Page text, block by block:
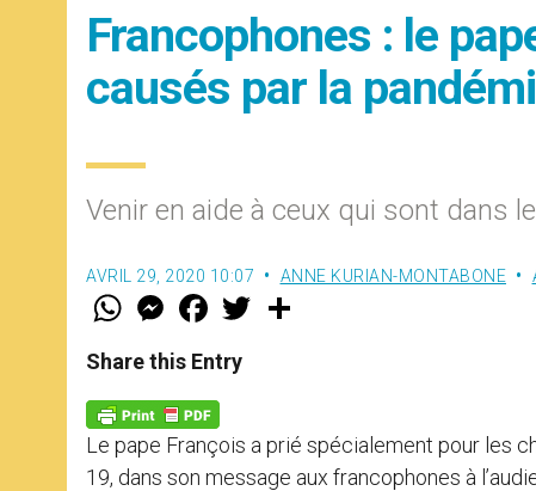
Francophones : le
causés par la
Venir en aide à ceux qui sont dans
AVRIL 29, 2020 10:07 ANNE KURIAN-MONTABONE
W
t
s
p
p
M
e
s
e
g
e
r
F
a
e
b
k
w
Share this Entry
Le pape François a prié spécialement pour les
19, dans son message aux francophones à